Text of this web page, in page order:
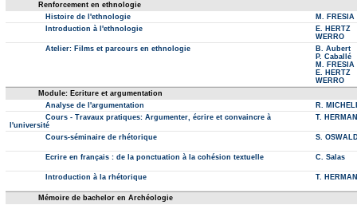
Renforcement en ethnologie
Histoire de l'ethnologie
M. FRESIA
Introduction à l'ethnologie
E. HERTZ
WERRO
Atelier: Films et parcours en ethnologie
B. Aubert
P. Caballé
M. FRESIA
E. HERTZ
WERRO
Module: Ecriture et argumentation
Analyse de l'argumentation
R. MICHELI
Cours - Travaux pratiques: Argumenter, écrire et convaincre à
l'université
T. HERMAN
Cours-séminaire de rhétorique S.
Ecrire en français : de la ponctuation à la cohésion textuelle C. Salas
Introduction à la rhétorique T. HERMAN
Mémoire de bachelor en Archéologie